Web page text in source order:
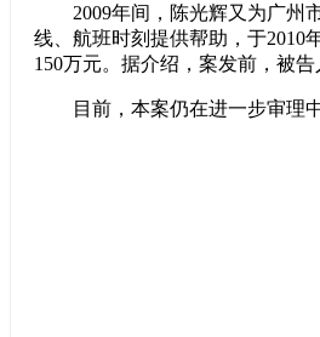
2009年间，陈光辉又为广州
线、航班时刻提供帮助，于2010
150万元。据介绍，案发前，被
目前，本案仍在进一步审理